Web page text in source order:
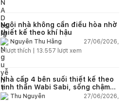
Ngôi nhà không cần điều hòa nhờ
thiết kế theo khí hậu
Nguyễn Thu Hằng
27/06/2026,
2lượt thích | 13.557 lượt xem
Nhà cấp 4 bên suối thiết kế theo
tinh thần Wabi Sabi, sống chậm
giữa thiên nhiên
Thu Nguyễn
27/06/2026,